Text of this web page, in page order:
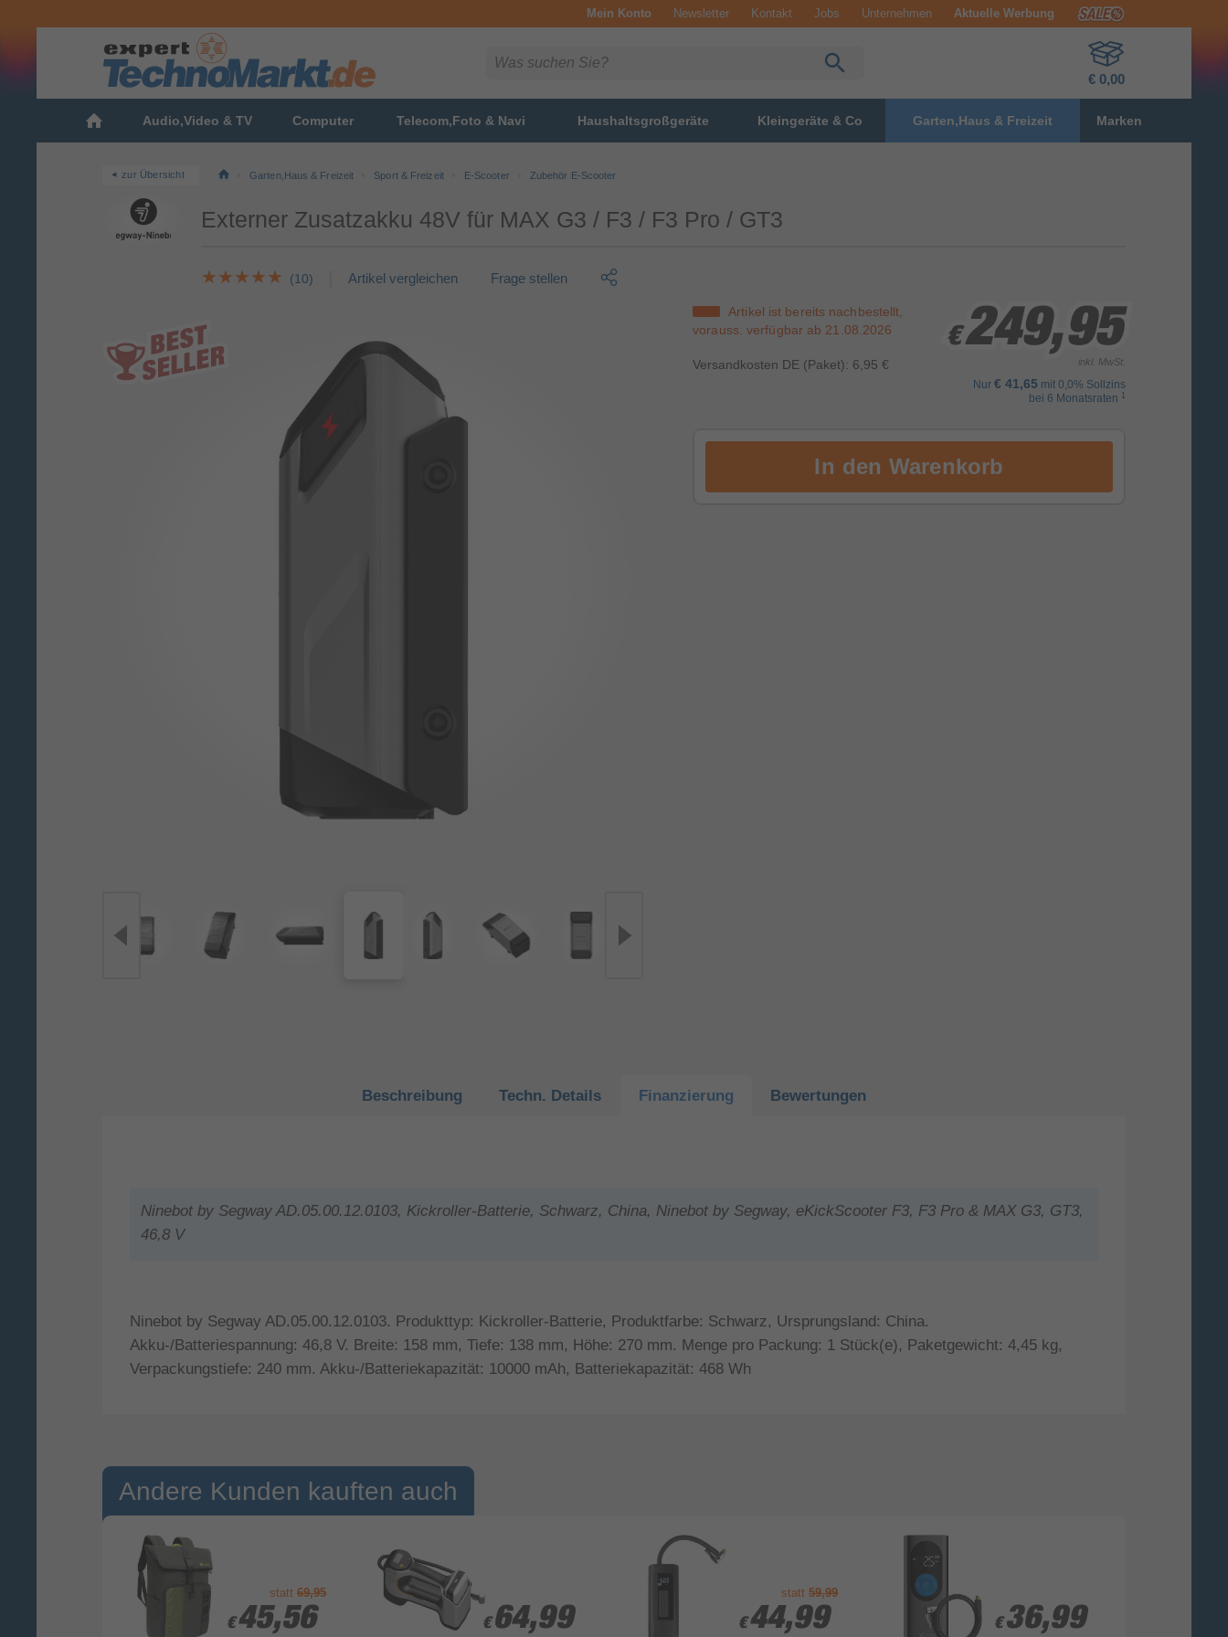
Mein Konto Newsletter Kontakt Jobs Unternehmen Aktuelle Werbung
€ 0,00
Audio,Video & TV Computer Telecom,Foto & Navi Haushaltsgroßgeräte Kleingeräte & Co Garten,Haus & Freizeit Marken
zur Übersicht Garten,Haus & Freizeit Sport & Freizeit E-Scooter Zubehör E-Scooter
Externer Zusatzakku 48V für MAX G3 / F3 / F3 Pro / GT3
(10) Artikel vergleichen Frage stellen
Artikel ist bereits nachbestellt,
vorauss. verfügbar ab 21.08.2026
Versandkosten DE (Paket): 6,95 €
€249,95
€249,95
€249,95
inkl. MwSt.
Nur € 41,65 mit 0,0% Sollzins
bei 6 Monatsraten 1
Beschreibung Techn. Details Finanzierung Bewertungen
Ninebot by Segway AD.05.00.12.0103, Kickroller-Batterie, Schwarz, China, Ninebot by Segway, eKickScooter F3, F3 Pro & MAX G3, GT3,
46,8 V
Ninebot by Segway AD.05.00.12.0103. Produkttyp: Kickroller-Batterie, Produktfarbe: Schwarz, Ursprungsland: China.
Akku-/Batteriespannung: 46,8 V. Breite: 158 mm, Tiefe: 138 mm, Höhe: 270 mm. Menge pro Packung: 1 Stück(e), Paketgewicht: 4,45 kg,
Verpackungstiefe: 240 mm. Akku-/Batteriekapazität: 10000 mAh, Batteriekapazität: 468 Wh
Andere Kunden kauften auch
statt69,95
€ 45,56
€ 45,56 € 64,99
€ 64,99
statt59,99
€ 44,99
€ 44,99 € 36,99
€ 36,99